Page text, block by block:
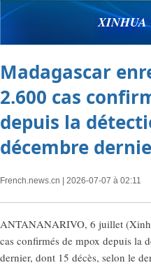
Madagascar
2.600 cas
depuis la
décembre
French.news.cn | 2026-07-07 à 02:11
ANTANANARIVO, 6 juillet
cas confirmés de mpox depuis la
dernier, dont 15 décès, selon le